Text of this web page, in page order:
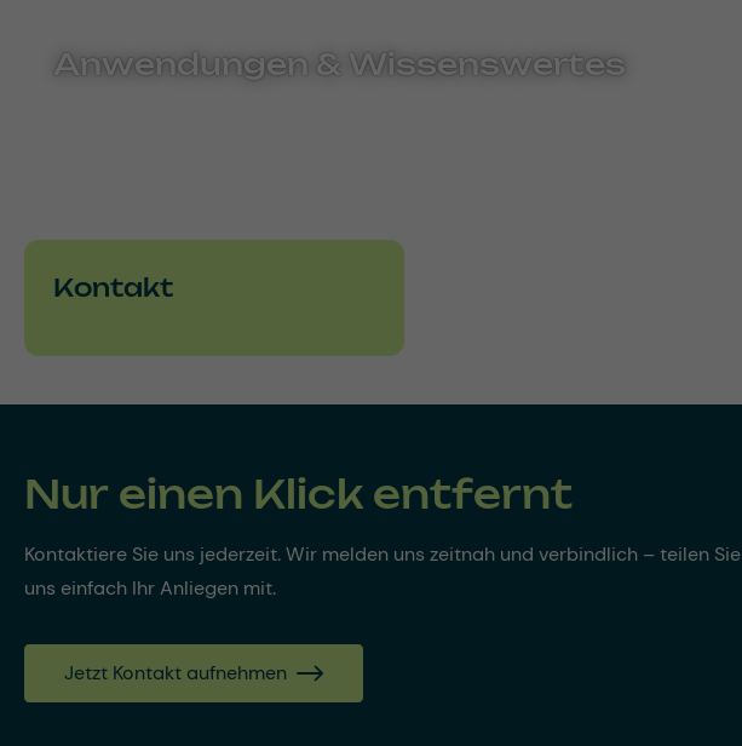
Anwendungen & Wissenswertes
Kontakt
Nur einen Klick entfernt
Kontaktiere Sie uns jederzeit. Wir melden uns zeitnah und verbindlich – teilen Sie
uns einfach Ihr Anliegen mit.
Jetzt Kontakt aufnehmen